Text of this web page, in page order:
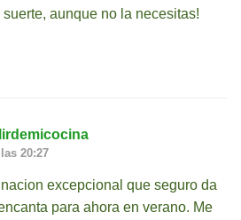
aunque no la necesitas!
20:27
excepcional que seguro da
para ahora en verano. Me